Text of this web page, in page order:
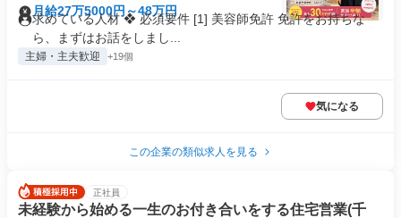
月給27万5000円～48万円
求めている人材 ❖ 必須要件 [1] 美容師免許 免許をお持ちな
ら、まずはお話をしまし...
主婦・主夫歓迎 +19個
気になる
この企業の類似求人を見る
正社員
未経験から始める一生のお付き合いをする住宅営業(千